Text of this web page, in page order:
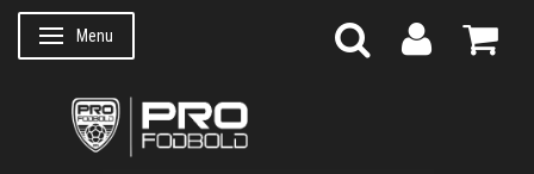
Skifte navigation
Menu